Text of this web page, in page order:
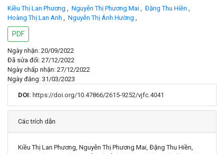
Kiều Thị Lan Phương , Nguyễn Thị Phương Mai , Đặng Thu Hiền ,
Hoàng Thị Lan Anh , Nguyễn Thị Ánh Hường ,
PDF
Ngày nhận: 20/09/2022
Đã sửa đổi: 27/12/2022
Ngày chấp nhận: 27/12/2022
Ngày đăng: 31/03/2023
DOI: https://doi.org/10.47866/2615-9252/vjfc.4041
Chi tiết
Các trích dẫn
Kiều Thị Lan Phương, Nguyễn Thị Phương Mai, Đặng Thu Hiền,